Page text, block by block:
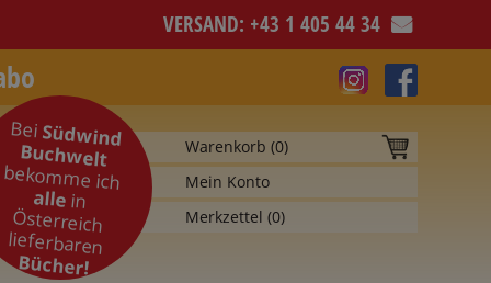
VERSAND: +43 1 405 44 34
BeiSüdwind
Buchwelt
bekomme ich
allein
Österreich
lieferbaren
Bücher!
Warenkorb (0)
Mein Konto
Merkzettel (0)